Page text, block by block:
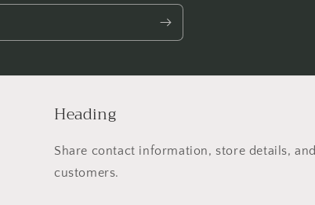
Heading
Share contact information, store details,
customers.